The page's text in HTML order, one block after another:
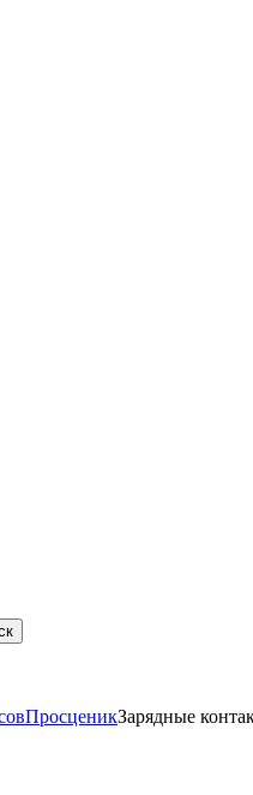
ПросценикЗарядные